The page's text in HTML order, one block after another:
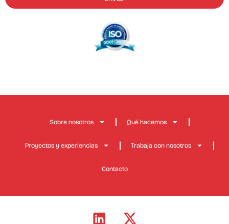
Sobre nosotros Qué hacemos
Proyectos y experiencias Trabaja con nosotros
Contacto